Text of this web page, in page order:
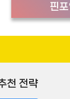
핀
천 전략